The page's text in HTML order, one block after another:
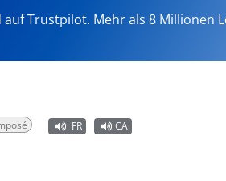
auf Trustpilot. Mehr als 8 Millionen
FR CA